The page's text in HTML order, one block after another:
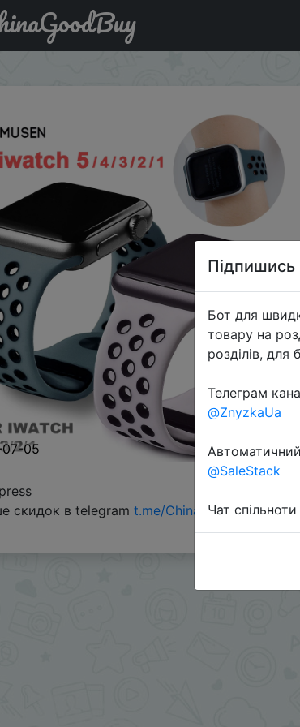
Модный спортивный силиконовый
05
скидок в telegram t.me/ChinaGoodBuy
Підпишись
Бот для
товару на
розділів, для
Телеграм
@ZnyzkaUa
@SaleStack
Чат